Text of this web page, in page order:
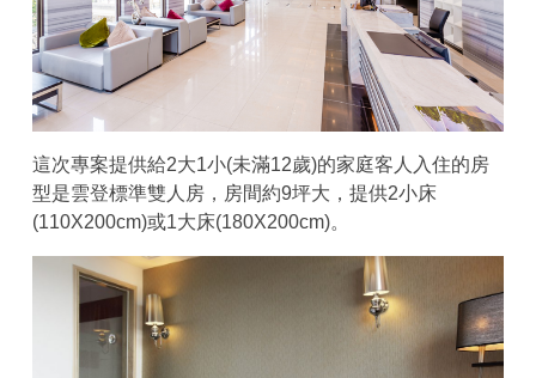
這次專案提供給2大1小(未滿12歲)的家庭客人入住的房
型是雲登標準雙人房，房間約9坪大，提供2小床
(110X200cm)或1大床(180X200cm)。